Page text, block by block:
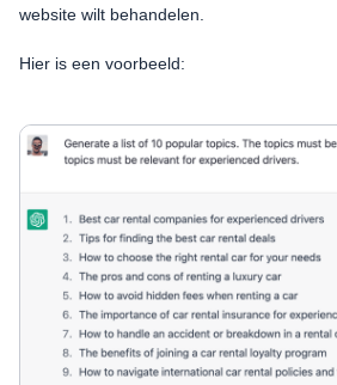
website wilt behandelen.
Hier is een voorbeeld: